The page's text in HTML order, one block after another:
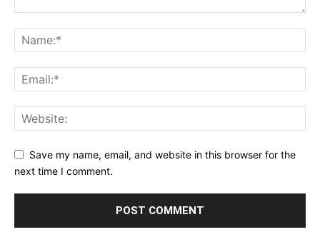
Save my name, email, and website in this browser for the
next time I comment.